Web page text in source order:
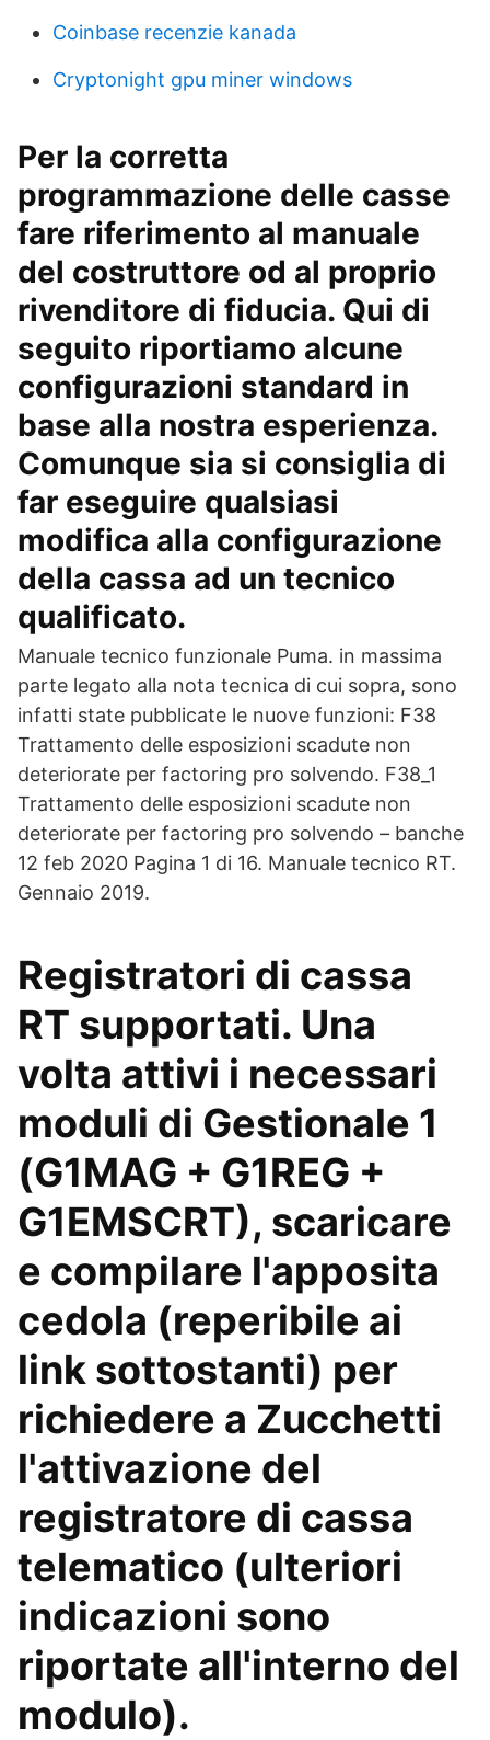
Coinbase recenzie kanada
Cryptonight gpu miner windows
Per la corretta
programmazione delle casse
fare riferimento al manuale
del costruttore od al proprio
rivenditore di fiducia. Qui di
seguito riportiamo alcune
configurazioni standard in
base alla nostra esperienza.
Comunque sia si consiglia di
far eseguire qualsiasi
modifica alla configurazione
della cassa ad un tecnico
qualificato.
Manuale tecnico funzionale Puma. in massima
parte legato alla nota tecnica di cui sopra, sono
infatti state pubblicate le nuove funzioni: F38
Trattamento delle esposizioni scadute non
deteriorate per factoring pro solvendo. F38_1
Trattamento delle esposizioni scadute non
deteriorate per factoring pro solvendo – banche
12 feb 2020 Pagina 1 di 16. Manuale tecnico RT.
Gennaio 2019.
Registratori di cassa
RT supportati. Una
volta attivi i necessari
moduli di Gestionale 1
(G1MAG + G1REG +
G1EMSCRT), scaricare
e compilare l'apposita
cedola (reperibile ai
link sottostanti) per
richiedere a Zucchetti
l'attivazione del
registratore di cassa
telematico (ulteriori
indicazioni sono
riportate all'interno del
modulo).